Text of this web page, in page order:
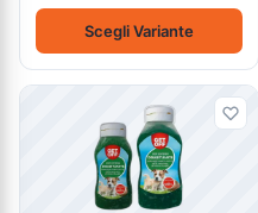
Scegli Variante